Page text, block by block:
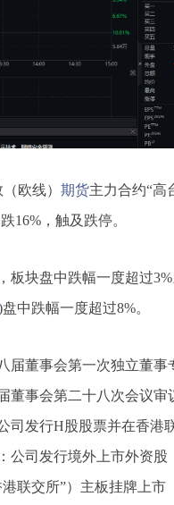
欧线） 期货主力合约“高
16%，触及跌停。
块盘中跌幅一度超过3%
盘中跌幅一度超过8%。
届董事会第一次独立董事
董事会第二十八次会议
司发行H股股票并在香港
公司发行境外上市外资
联交所”）主板挂牌上市